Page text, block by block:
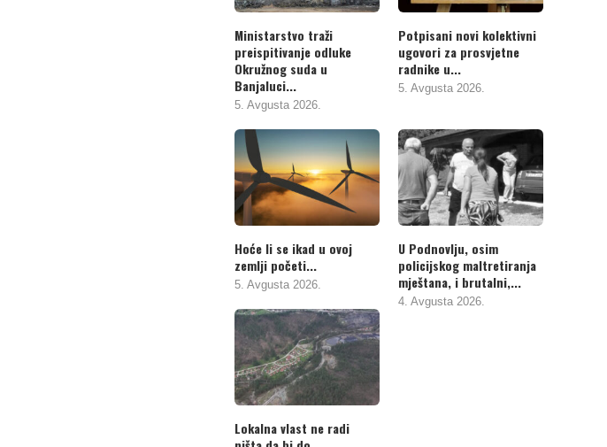
Ministarstvo traži
preispitivanje odluke
Okružnog suda u
Banjaluci...
5. Avgusta 2026.
Potpisani novi kolektivni
ugovori za prosvjetne
radnike u...
5. Avgusta 2026.
Hoće li se ikad u ovoj
zemlji početi...
5. Avgusta 2026.
U Podnovlju, osim
policijskog maltretiranja
mještana, i brutalni,...
4. Avgusta 2026.
Lokalna vlast ne radi